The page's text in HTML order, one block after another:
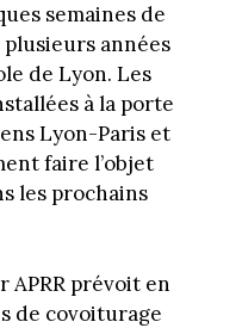
semaines de
années
de Lyon. Les
à la porte
Lyon-Paris et
faire l’objet
les prochains
APRR prévoit en
de covoiturage